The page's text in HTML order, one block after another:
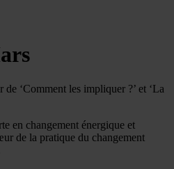
‘Comment les impliquer ?’ et ‘La
en changement énergique et
de la pratique du changement